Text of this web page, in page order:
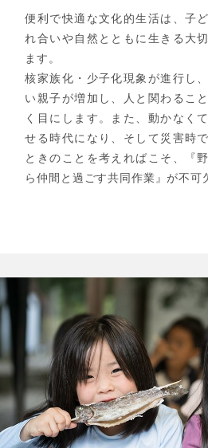
便利で快適な文化的生活は、子
れ合いや自然とともに生きる大
ます。
核家族化・少子化現象が進行し
い親子が増加し、人と関わるこ
く目にします。また、動かなく
せる時代になり、そして災害時
ときのことを考えればこそ、『
ら仲間と過ごす共同作業』が不可